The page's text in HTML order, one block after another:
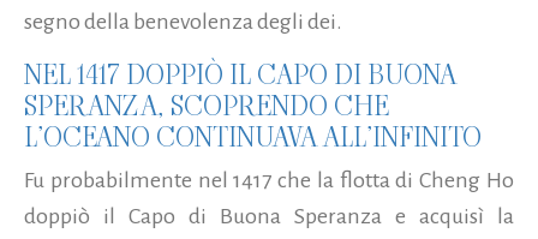
segno della benevolenza degli dei.
NEL 1417 DOPPIÒ IL CAPO DI BUONA
SPERANZA, SCOPRENDO CHE
L’OCEANO CONTINUAVA ALL’INFINITO
Fu probabilmente nel 1417 che la flotta di Cheng Ho
doppiò il Capo di Buona Speranza e acquisì la